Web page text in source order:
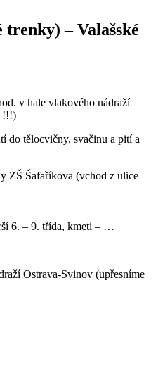
– Valašské
v hale vlakového nádraží
!!!)
do tělocvičny, svačinu a pití a
ZŠ Šafaříkova (vchod z ulice
6. – 9. třída, kmeti – …
Ostrava-Svinov (upřesníme